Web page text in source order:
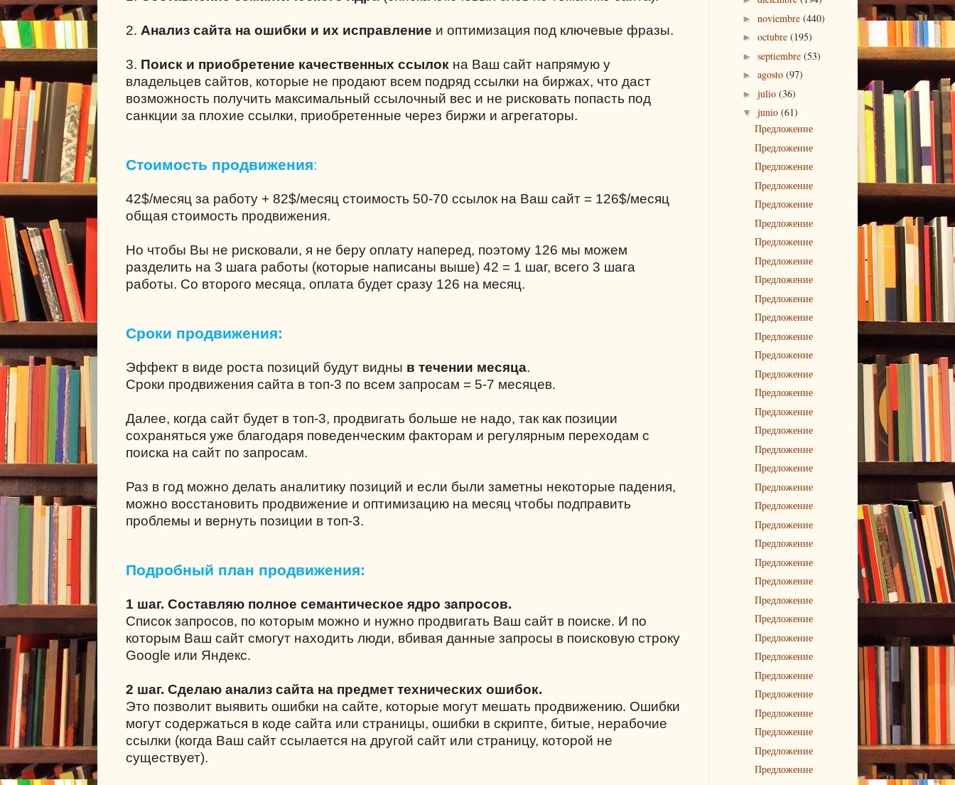
2. Анализ сайта на ошибки и их исправление и оптимизация под ключевые фразы.
3. Поиск и приобретение качественных ссылок на Ваш сайт напрямую у
владельцев сайтов, которые не продают всем подряд ссылки на биржах, что даст
возможность получить максимальный ссылочный вес и не рисковать попасть под
санкции за плохие ссылки, приобретенные через биржи и агрегаторы.
Стоимость продвижения:
42$/месяц за работу + 82$/месяц стоимость 50-70 ссылок на Ваш сайт = 126$/месяц
общая стоимость продвижения.
Но чтобы Вы не рисковали, я не беру оплату наперед, поэтому 126 мы можем
разделить на 3 шага работы (которые написаны выше) 42 = 1 шаг, всего 3 шага
работы. Со второго месяца, оплата будет сразу 126 на месяц.
Сроки продвижения:
Эффект в виде роста позиций будут видны в течении месяца.
Сроки продвижения сайта в топ-3 по всем запросам = 5-7 месяцев.
Далее, когда сайт будет в топ-3, продвигать больше не надо, так как позиции
сохраняться уже благодаря поведенческим факторам и регулярным переходам с
поиска на сайт по запросам.
Раз в год можно делать аналитику позиций и если были заметны некоторые падения,
можно восстановить продвижение и оптимизацию на месяц чтобы подправить
проблемы и вернуть позиции в топ-3.
Подробный план продвижения:
1 шаг. Составляю полное семантическое ядро запросов.
Список запросов, по которым можно и нужно продвигать Ваш сайт в поиске. И по
которым Ваш сайт смогут находить люди, вбивая данные запросы в поисковую строку
Google или Яндекс.
2 шаг. Сделаю анализ сайта на предмет технических ошибок.
Это позволит выявить ошибки на сайте, которые могут мешать продвижению. Ошибки
могут содержаться в коде сайта или страницы, ошибки в скрипте, битые, нерабочие
ссылки (когда Ваш сайт ссылается на другой сайт или страницу, которой не
существует).
► noviembre (440)
► octubre (195)
► septiembre (53)
► agosto (97)
► julio (36)
▼ junio (61)
Предложение
Предложение
Предложение
Предложение
Предложение
Предложение
Предложение
Предложение
Предложение
Предложение
Предложение
Предложение
Предложение
Предложение
Предложение
Предложение
Предложение
Предложение
Предложение
Предложение
Предложение
Предложение
Предложение
Предложение
Предложение
Предложение
Предложение
Предложение
Предложение
Предложение
Предложение
Предложение
Предложение
Предложение
Предложение